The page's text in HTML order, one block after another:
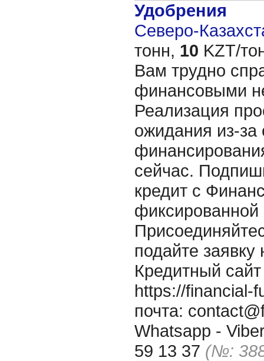
Удобрения
Северо-
тонн, 10 KZT/
Вам трудно
финансовыми
Реализация
ожидания из-за
сейчас.
кредит с
фиксированной
подайте
Кредитный
https://financial-
почта:
Whatsapp -
59 13 37 (№: